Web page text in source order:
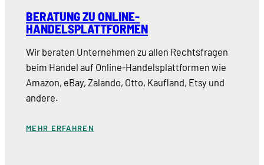
BERATUNG ZU ONLINE-
HANDELSPLATTFORMEN
Wir beraten Unternehmen zu allen Rechtsfragen
beim Handel auf Online-Handelsplattformen wie
Amazon, eBay, Zalando, Otto, Kaufland, Etsy und
andere.
MEHR ERFAHREN